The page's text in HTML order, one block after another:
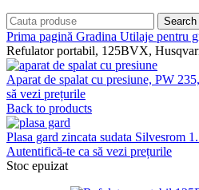
Search
Prima pagină Gradina Utilaje pentru
Refulator portabil, 125BVX,
Aparat de spalat cu presiune, PW
să vezi prețurile
Back to products
Plasa gard zincata sudata Silvesrom
Autentifică-te ca să vezi prețurile
Stoc epuizat